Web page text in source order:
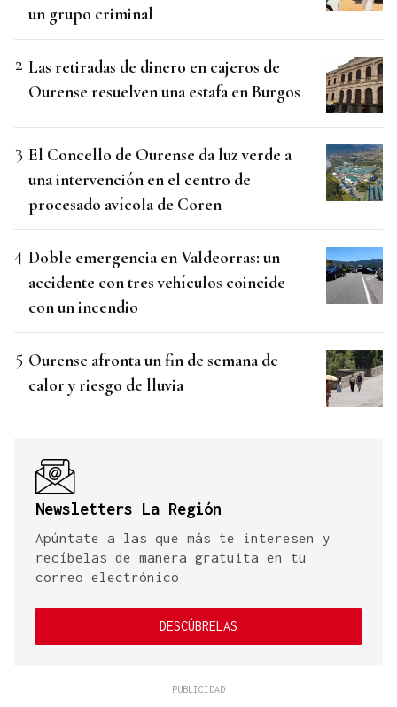
un grupo criminal
Las retiradas de dinero en cajeros de
Ourense resuelven una estafa en Burgos
El Concello de Ourense da luz verde a
una intervención en el centro de
procesado avícola de Coren
Doble emergencia en Valdeorras: un
accidente con tres vehículos coincide
con un incendio
Ourense afronta un fin de semana de
calor y riesgo de lluvia
Newsletters La Región
Apúntate a las que más te interesen y
recíbelas de manera gratuita en tu
correo electrónico
DESCÚBRELAS